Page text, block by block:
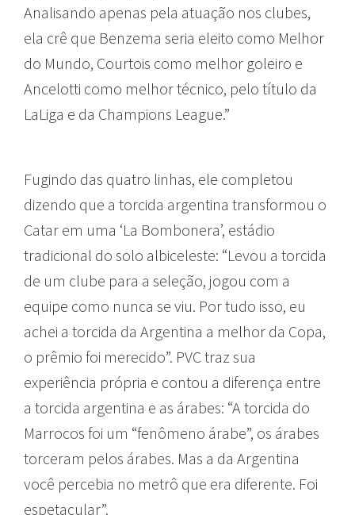
Analisando apenas pela atuação nos clubes,
ela crê que Benzema seria eleito como Melhor
do Mundo, Courtois como melhor goleiro e
Ancelotti como melhor técnico, pelo título da
LaLiga e da Champions League.”
Fugindo das quatro linhas, ele completou
dizendo que a torcida argentina transformou o
Catar em uma ‘La Bombonera’, estádio
tradicional do solo albiceleste: “Levou a torcida
de um clube para a seleção, jogou com a
equipe como nunca se viu. Por tudo isso, eu
achei a torcida da Argentina a melhor da Copa,
o prêmio foi merecido”. PVC traz sua
experiência própria e contou a diferença entre
a torcida argentina e as árabes: “A torcida do
Marrocos foi um “fenômeno árabe”, os árabes
torceram pelos árabes. Mas a da Argentina
você percebia no metrô que era diferente. Foi
espetacular”.